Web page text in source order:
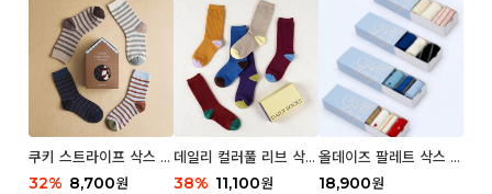
쿠키 스트라이프 삭스 우
먼 2P
32% 8,700원
데일리 컬러풀 리브 삭스
우먼 3P 세트
38% 11,100원
올데이즈 팔레트 삭스 우
먼 5P
18,900원